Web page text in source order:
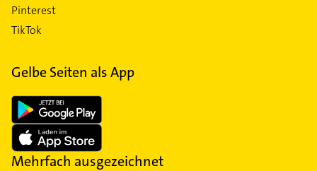
Pinterest
TikTok
Gelbe Seiten als App
Mehrfach ausgezeichnet